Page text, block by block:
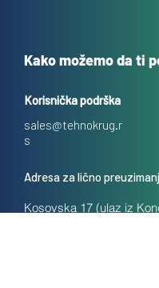
Kako možemo da ti
Korisnička podrška
sales@tehnokrug.r
s
Adresa za lično
Kosovska 17 (ulaz iz